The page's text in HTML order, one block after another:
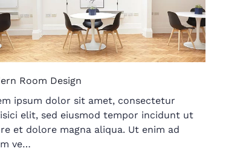
Room Design
ipsum dolor sit amet, consectetur
elit, sed eiusmod tempor incidunt ut
et dolore magna aliqua. Ut enim ad
ve…